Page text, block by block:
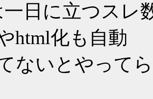
一日に立つスレ
html化も自動
ないとやって